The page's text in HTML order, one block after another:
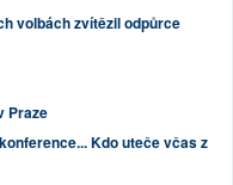
volbách zvítězil odpůrce
Praze
Kdo uteče včas z